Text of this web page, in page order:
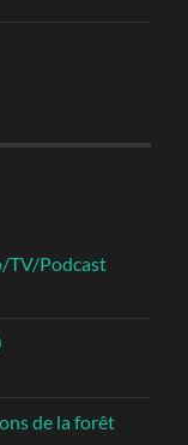
TV/Podcast
de la forêt